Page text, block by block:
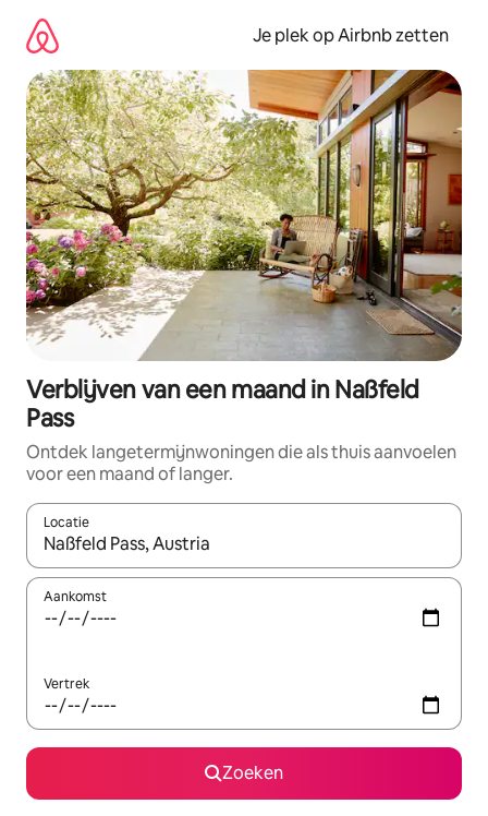
direct
naar
inhoud
Je plek op Airbnb zetten
Verblijven van een maand in Naßfeld
Pass
Ontdek langetermijnwoningen die als thuis aanvoelen
voor een maand of langer.
Locatie
Wanneer er resultaten beschikbaar zijn, maak je een keuze
Aankomst
Vertrek
Zoeken